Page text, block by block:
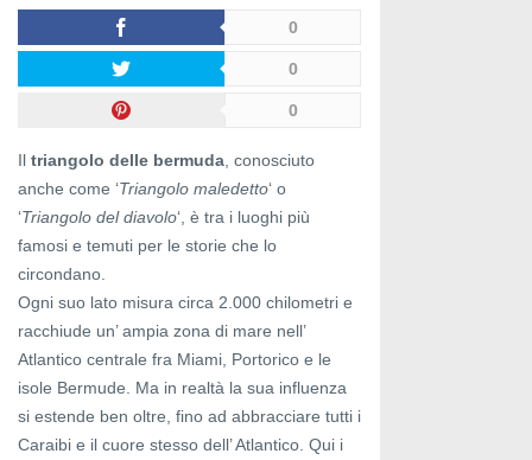
0
0
0
Il triangolo delle bermuda , conosciuto
anche come ‘Triangolo maledetto‘ o
‘Triangolo del diavolo‘, è tra i luoghi più
famosi e temuti per le storie che lo
circondano.
Ogni suo lato misura circa 2.000 chilometri e
racchiude un’ ampia zona di mare nell’
Atlantico centrale fra Miami, Portorico e le
isole Bermude. Ma in realtà la sua influenza
si estende ben oltre, fino ad abbracciare tutti i
Caraibi e il cuore stesso dell’ Atlantico. Qui i